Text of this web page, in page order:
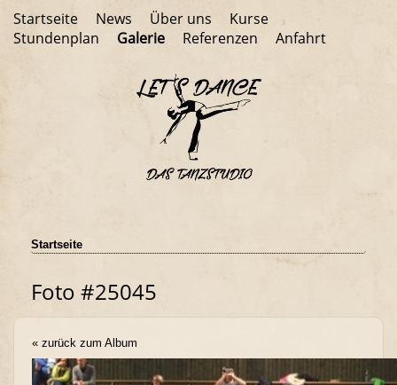
Startseite News Über uns
Kurse
Stundenplan
Galerie Referenzen Anfahrt
Startseite
Foto #25045
« zurück zum Album